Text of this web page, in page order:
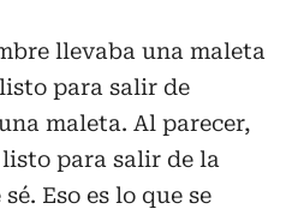
llevaba una maleta
para salir de
maleta. Al parecer,
para salir de la
Eso es lo que se